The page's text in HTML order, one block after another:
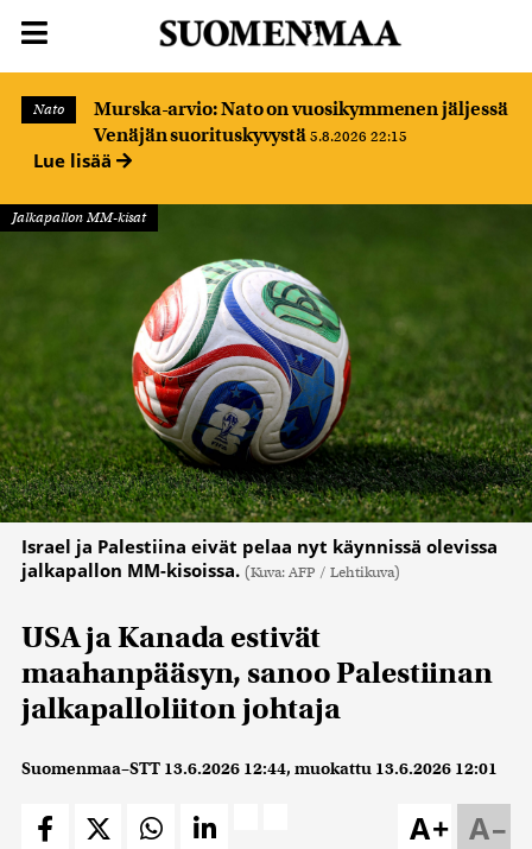
Nato
Murska-arvio: Nato on vuosikymmenen jäljessä
Venäjän suorituskyvystä 5.8.2026 22:15
Lue lisää
Jalkapallon MM-kisat
Israel ja Palestiina eivät pelaa nyt käynnissä olevissa
jalkapallon MM-kisoissa. (Kuva: AFP / Lehtikuva)
USA ja Kanada estivät
maahanpääsyn, sanoo Palestiinan
jalkapalloliiton johtaja
Suomenmaa–STT 13.6.2026 12:44, muokattu 13.6.2026 12:01
A–
A+